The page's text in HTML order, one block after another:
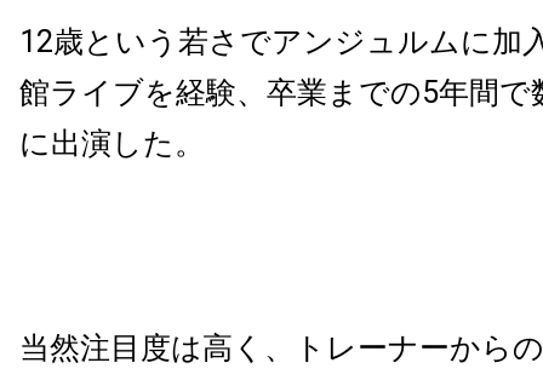
12歳という若さでアンジュルムに加
館ライブを経験、卒業までの5年間
に出演した。
当然注目度は高く、トレーナーから